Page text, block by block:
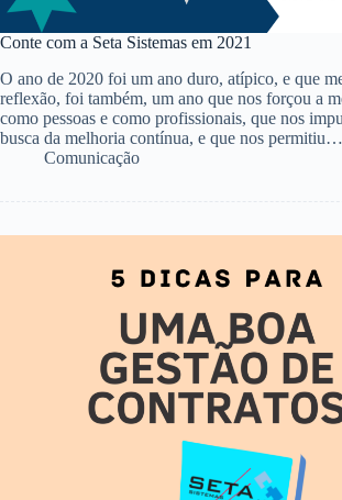
Conte com a Seta Sistemas em 2021
O ano de 2020 foi um ano duro, atípico, e que
reflexão, foi também, um ano que nos forçou a
como pessoas e como profissionais, que nos
busca da melhoria contínua, e que nos permitiu…
Comunicação